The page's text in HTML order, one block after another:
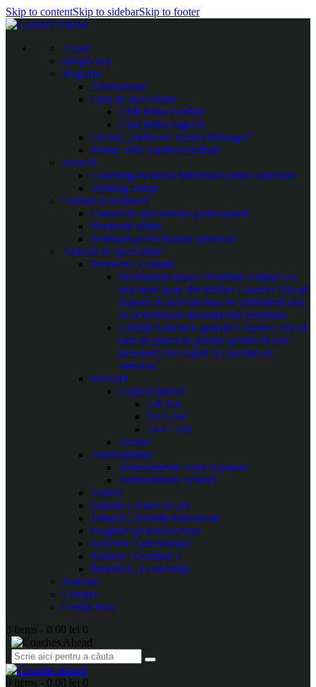
Skip to contentSkip to sidebarSkip to footer
Acasă
Despre noi
Magazin
Abonamente
Cărți de specialitate
Cărți limba română
Cărți limba engleza
Licențe „Software Tactics Manager”
Planșe, folii Taktifol Football
Servicii
Coaching-mentorat individual pentru antrenori
Training camps
Cursuri și seminarii
Cursuri de specializare profesională
Seminarii online
Seminarii perfecționare antrenori
Articole de specialitate
Premium / Gratuite
PremiumSecțiunea Premium conține cea
mai mare parte din librăria Coaches Ahead
și poate fi accesată doar de utilizatorii care
au achiziționat abonamentul premium.
GratuiteArticolele gratuite Coaches Ahead
sunt un punct de pornire pentru fiecare
persoană care aspiră la o poziție de
antrenor.
Exerciții
Copii și juniori
5-8 Ani
9-13 Ani
14-17 Ani
Seniori
Antrenamente
Antrenamente copii și juniori
Antrenamente Seniori
Tactică
Sisteme | Trasee de joc
Tehnică | Abilități individuale
Pregătire presezon/sezon
Secretele Antrenorului
Portarul | Numărul 1
Metodică | Leadership
Podcast
Contact
Contul meu
0 items - 0.00 lei 0
0 items - 0.00 lei 0